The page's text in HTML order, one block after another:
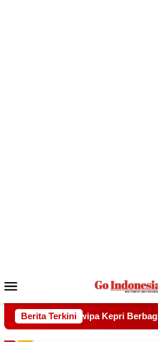
Mobile
Berita Terkini
Kepedulian kepada Pondok